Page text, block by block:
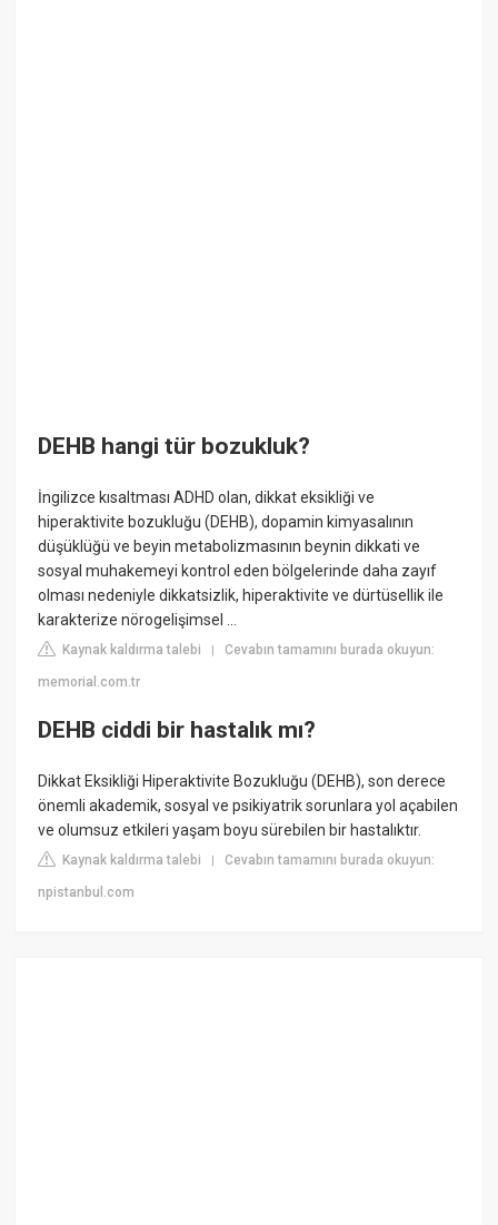
DEHB hangi tür bozukluk?
İngilizce kısaltması ADHD olan, dikkat eksikliği ve
hiperaktivite bozukluğu (DEHB), dopamin kimyasalının
düşüklüğü ve beyin metabolizmasının beynin dikkati ve
sosyal muhakemeyi kontrol eden bölgelerinde daha zayıf
olması nedeniyle dikkatsizlik, hiperaktivite ve dürtüsellik ile
karakterize nörogelişimsel ...
Kaynak kaldırma talebi |Cevabın tamamını burada okuyun:
memorial.com.tr
DEHB ciddi bir hastalık mı?
Dikkat Eksikliği Hiperaktivite Bozukluğu (DEHB), son derece
önemli akademik, sosyal ve psikiyatrik sorunlara yol açabilen
ve olumsuz etkileri yaşam boyu sürebilen bir hastalıktır.
Kaynak kaldırma talebi |Cevabın tamamını burada okuyun:
npistanbul.com